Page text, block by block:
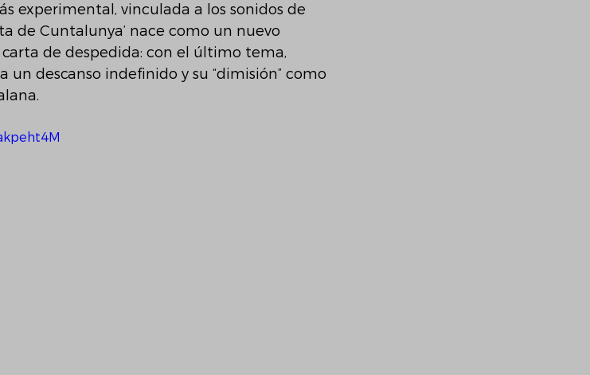
experimental, vinculada a los sonidos de
de Cuntalunya’ nace como un nuevo
de despedida: con el último tema,
un descanso indefinido y su “dimisión” como